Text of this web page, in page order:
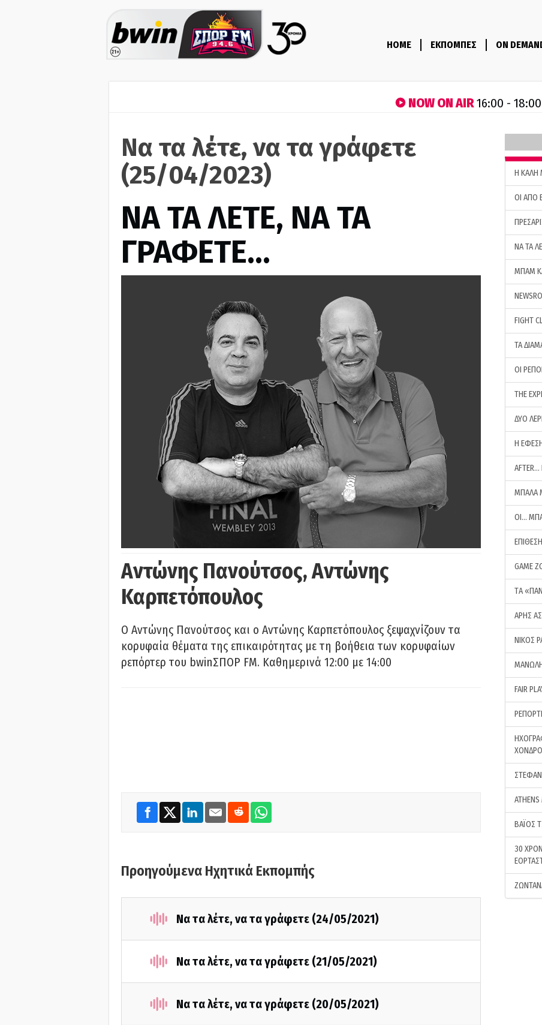
HOME ΕΚΠΟΜΠΕΣ ON
NOW ON AIR16:00 -
Να τα λέτε, να τα γράφετε
(25/04/2023)
ΝΑ ΤΑ ΛΕΤΕ, ΝΑ ΤΑ
ΓΡΑΦΕΤΕ…
Αντώνης Πανούτσος, Αντώνης
Καρπετόπουλος
Ο Αντώνης Πανούτσος και ο Αντώνης Καρπετόπουλος ξεψαχνίζουν τα
κορυφαία θέματα της επικαιρότητας με τη βοήθεια των κορυφαίων
ρεπόρτερ του bwinΣΠΟΡ FM. Καθημερινά 12:00 με 14:00
Προηγούμενα Ηχητικά Εκπομπής
Να τα λέτε, να τα γράφετε (24/05/2021)
Να τα λέτε, να τα γράφετε (21/05/2021)
Να τα λέτε, να τα γράφετε (20/05/2021)
H ΚΑΛΗ
ΟΙ ΑΠΟ
ΝΑ ΤΑ
ΜΠΑΜ
FIGHT
ΤΑ
ΟΙ
THE
ΔΥΟ
Η
AFTER…
ΜΠΑΛΑ
ΟΙ…
GAME
ΤA
ΑΡΗΣ
ΝΙΚΟΣ
FAIR
ΒΑΪΟΣ
30